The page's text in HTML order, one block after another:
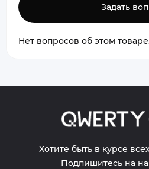
Задать
Нет вопросов об этом
Хотите быть в курсе
Подпишитесь на